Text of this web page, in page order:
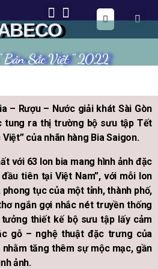
Bản Sắc Việt '' 2022
– Rượu – Nước giải khát Sài Gòn
tung ra thị trường bộ sưu tập Tết
của nhãn hàng Bia Saigon.
với 63 lon bia mang hình ảnh đặc
tiên tại Việt Nam”, với mỗi lon
tục của một tỉnh, thành phố,
ngắn gợi nhắc nét truyền thống
thiết kế bộ sưu tập lấy cảm
gỗ – nghệ thuật đặc trưng của
tăng thêm sự mộc mạc, gần
ảnh.